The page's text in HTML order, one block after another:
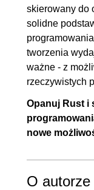
skierowany do
solidne
tworzenia
ważne - z
rzeczywistych
Opanuj Rust i
nowe
O